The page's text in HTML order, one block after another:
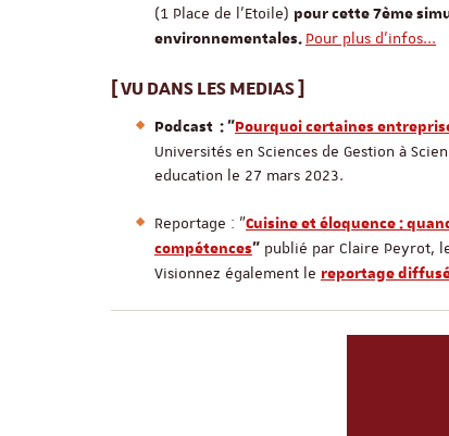
(1 Place de l’Etoile) pour cette 7ème
environnementales. Pour plus d'infos...
[ VU DANS LES MEDIAS ]
Podcast : "Pourquoi certaines
Universités en Sciences de Gestion à
education le 27 mars 2023.
Reportage : "Cuisine et éloquence :
compétences" publié par Claire Peyrot,
Visionnez également le reportage diffusé